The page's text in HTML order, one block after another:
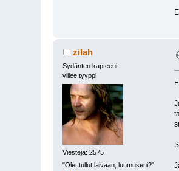
zilah
Sydänten kapteeni
viilee tyyppi
Viestejä: 2575
"Olet tullut laivaan, luumuseni?"